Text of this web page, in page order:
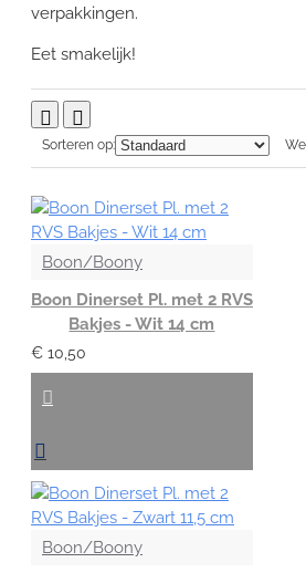
verpakkingen.
Eet smakelijk!
Sorteren op:
Boon/Boony
Boon Dinerset Pl. met 2 RVS
Bakjes - Wit 14 cm
€ 10,50
Boon/Boony